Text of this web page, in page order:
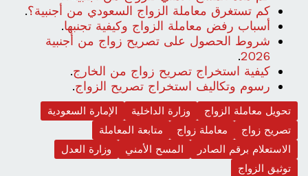
كم تستغرق معاملة الزواج السعودي من أجنبية؟.
أسباب رفض معاملة الزواج وكيفية تجنبها.
شروط الحصول على تصريح زواج من أجنبية
2026
.
كيفية استخراج تصريح زواج من الخارج.
رسوم وتكاليف استخراج تصريح الزواج.
تحويل معاملة الزواج وزارة الداخلية
الإمارة السعودية
تصريح زواج
معاملة زواج
متابعة المعاملة
الاستعلام برقم الصادر
المسح الأمني
وزارة العدل
توثيق الزواج